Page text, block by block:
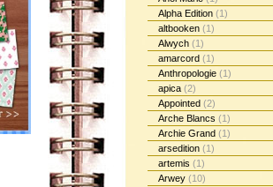
Alpha Edition (1)
altbooken (1)
Alwych (1)
amarcord (1)
Anthropologie (1)
apica (2)
Appointed (2)
Arche Blancs (1)
Archie Grand (1)
arsedition (1)
artemis (1)
Arwey (10)